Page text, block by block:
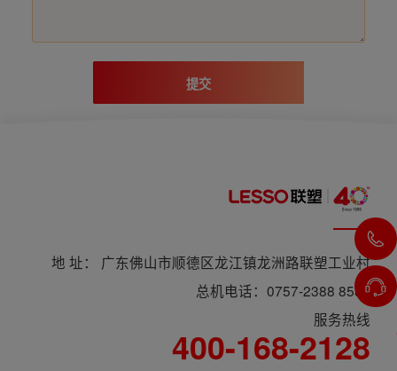
提交
地 址： 广东佛山市顺德区龙江镇龙洲路联塑工业村
总机电话：0757-2388 8588
服务热线
400-168-2128